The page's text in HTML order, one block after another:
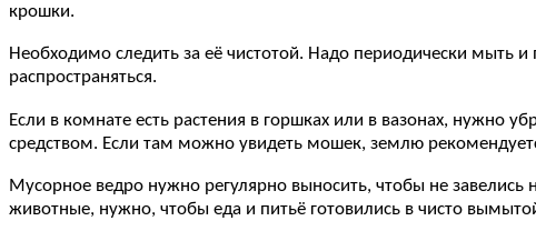
крошки.
Необходимо следить за её чистотой. Надо периодически мыть
распространяться.
Если в комнате есть растения в горшках или в вазонах, нужно
средством. Если там можно увидеть мошек, землю
Мусорное ведро нужно регулярно выносить, чтобы не
животные, нужно, чтобы еда и питьё готовились в чисто